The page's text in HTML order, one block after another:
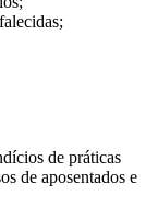
de práticas
de aposentados e